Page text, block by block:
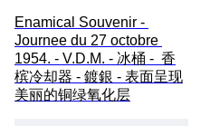
Enamical Souvenir -
Journee du 27 octobre
1954. - V.D.M. - 冰桶 -  香
槟冷却器 - 鍍銀 - 表面呈现
美丽的铜绿氧化层